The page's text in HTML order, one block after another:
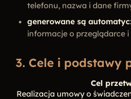
telefonu, nazwa i dane
generowane są
informacje o przeglądarce
3. Cele i podstawy
Cel
Realizacja umowy o